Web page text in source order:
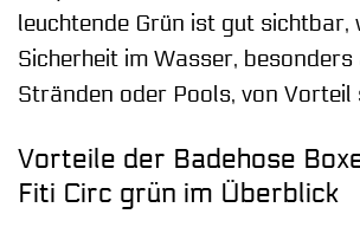
leuchtende Grün ist gut sichtbar,
Sicherheit im Wasser,
Stränden oder Pools, von Vorteil
Vorteile der Badehose
Fiti Circ grün im Überblick